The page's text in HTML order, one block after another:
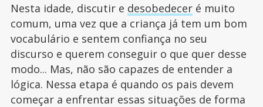
Nesta idade, discutir e desobedeceré muito
comum, uma vez que a criança já tem um bom
vocabulário e sentem confiança no seu
discurso e querem conseguir o que quer desse
modo... Mas, não são capazes de entender a
lógica. Nessa etapa é quando os pais devem
começar a enfrentar essas situações de forma